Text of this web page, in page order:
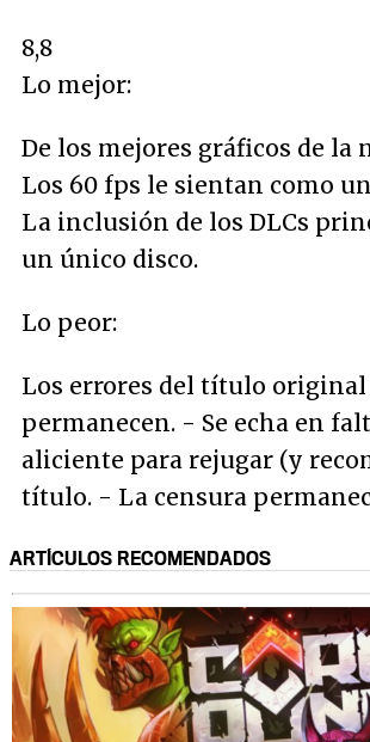
8,8
Lo mejor:
De los mejores gráficos de la
Los 60 fps le sientan como
La inclusión de los DLCs
un único disco.
Lo peor:
Los errores del título original
permanecen. - Se echa en
aliciente para rejugar (y
título. - La censura
ARTÍCULOS RECOMENDADOS